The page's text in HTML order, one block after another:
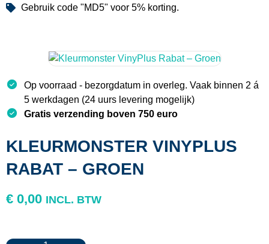
Gebruik code "MD5" voor 5% korting.
Op voorraad - bezorgdatum in overleg. Vaak binnen 2 á
5 werkdagen (24 uurs levering mogelijk)
Gratis verzending boven 750 euro
KLEURMONSTER VINYPLUS
RABAT – GROEN
€ 0,00 INCL. BTW